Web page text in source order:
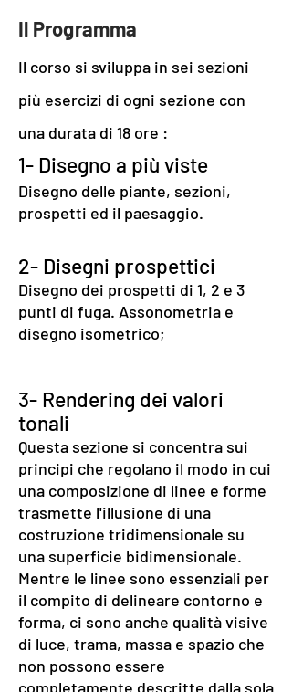
Il Programma
Il corso si sviluppa in sei sezioni
più esercizi di ogni sezione con
una durata di 18 ore :
1- Disegno a più viste
Disegno delle piante, sezioni,
prospetti ed il paesaggio.
2- Disegni prospettici
Disegno dei prospetti di 1, 2 e 3
punti di fuga. Assonometria e
disegno isometrico;
3- Rendering dei valori
tonali
Questa sezione si concentra sui
principi che regolano il modo in cui
una composizione di linee e forme
trasmette l'illusione di una
costruzione tridimensionale su
una superficie bidimensionale.
Mentre le linee sono essenziali per
il compito di delineare contorno e
forma, ci sono anche qualità visive
di luce, trama, massa e spazio che
non possono essere
completamente descritte dalla sola